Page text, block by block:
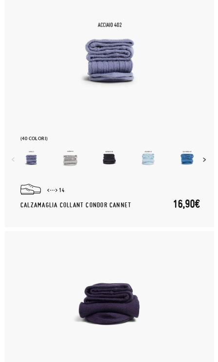
(40 COLORI)
14
CALZAMAGLIA COLLANT CONDOR CANNET 16,90€